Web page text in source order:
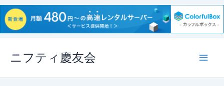
ス
ニフティ慶友会